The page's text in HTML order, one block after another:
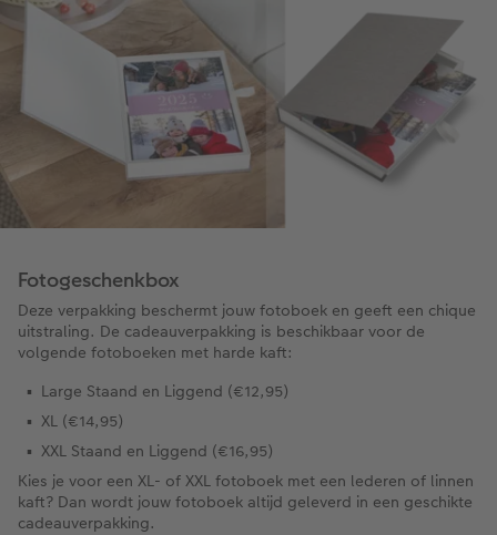
Fotogeschenkbox
Deze verpakking beschermt jouw fotoboek en geeft een chique
uitstraling. De cadeauverpakking is beschikbaar voor de
volgende fotoboeken met harde kaft:
Large Staand en Liggend (€12,95)
XL (€14,95)
XXL Staand en Liggend (€16,95)
Kies je voor een XL- of XXL fotoboek met een lederen of linnen
kaft? Dan wordt jouw fotoboek altijd geleverd in een geschikte
cadeauverpakking.